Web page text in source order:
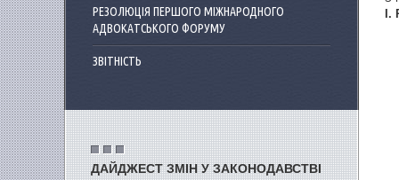
РЕЗОЛЮЦІЯ ПЕРШОГО МІЖНАРОДНОГО
АДВОКАТСЬКОГО ФОРУМУ
ЗВІТНІСТЬ
ДАЙДЖЕСТ ЗМІН У ЗАКОНОДАВСТВІ
І.